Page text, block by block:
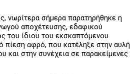
νωρίτερα σήμερα παρατηρήθηκε η
αποχέτευσης, εδαφικού
του ίδιου του εκσκαπτόμενου
πίεση αφρό, που κατέληξε στην αυλή
και στην συνέχεια σε παρακείμενες